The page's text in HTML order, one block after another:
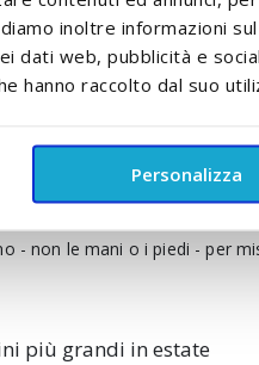
inoltre informazioni
dati web, pubblicità e
hanno raccolto dal suo
Personalizza
colpo di sole nei bambini
medico.
- non le mani o i piedi - per
più grandi in estate